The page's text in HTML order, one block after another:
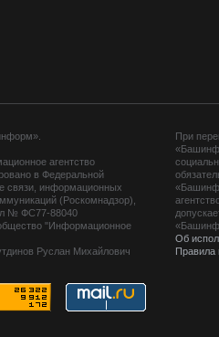
агентство
в Федеральной
связи, информационных
(Роскомнадзор),
№ ФС77-88040
"Информационное
Руслан Михайлович
При
Об
Правила